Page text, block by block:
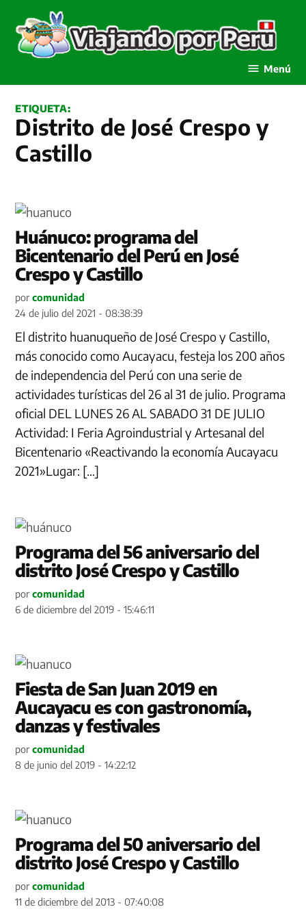
contenido
Menú
ETIQUETA:
Distrito de José Crespo y
Castillo
Huánuco: programa del
Bicentenario del Perú en José
Crespo y Castillo
por comunidad
24 de julio del 2021 - 08:38:39
El distrito huanuqueño de José Crespo y Castillo,
más conocido como Aucayacu, festeja los 200 años
de independencia del Perú con una serie de
actividades turísticas del 26 al 31 de julio. Programa
oficial DEL LUNES 26 AL SABADO 31 DE JULIO
Actividad: I Feria Agroindustrial y Artesanal del
Bicentenario «Reactivando la economía Aucayacu
2021»Lugar: […]
Programa del 56 aniversario del
distrito José Crespo y Castillo
por comunidad
6 de diciembre del 2019 - 15:46:11
Fiesta de San Juan 2019 en
Aucayacu es con gastronomía,
danzas y festivales
por comunidad
8 de junio del 2019 - 14:22:12
Programa del 50 aniversario del
distrito José Crespo y Castillo
por comunidad
11 de diciembre del 2013 - 07:40:08